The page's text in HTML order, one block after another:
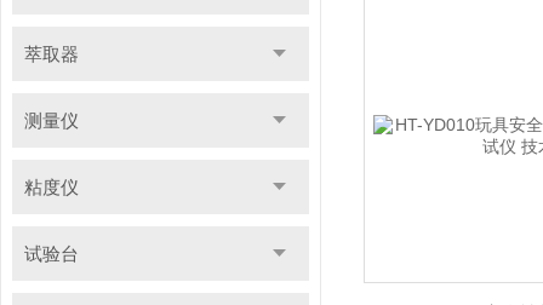
萃取器
测量仪
粘度仪
试验台